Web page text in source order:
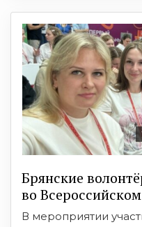
Брянские
во
В мероприятии